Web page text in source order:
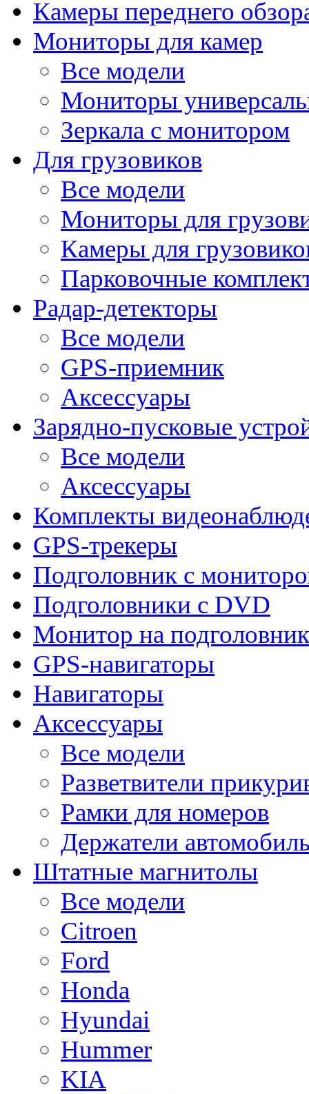
Камеры переднего
Мониторы для камер
Все модели
Мониторы
Зеркала с монитором
Для грузовиков
Все модели
Мониторы для
Камеры для
Парковочные
Радар-детекторы
Все модели
GPS-приемник
Аксессуары
Зарядно-пусковые
Все модели
Аксессуары
Комплекты
GPS-трекеры
Подголовник с
Подголовники с DVD
Монитор на подголовник
GPS-навигаторы
Навигаторы
Аксессуары
Все модели
Разветвители
Рамки для номеров
Держатели
Штатные магнитолы
Все модели
Citroen
Ford
Honda
Hyundai
Hummer
KIA